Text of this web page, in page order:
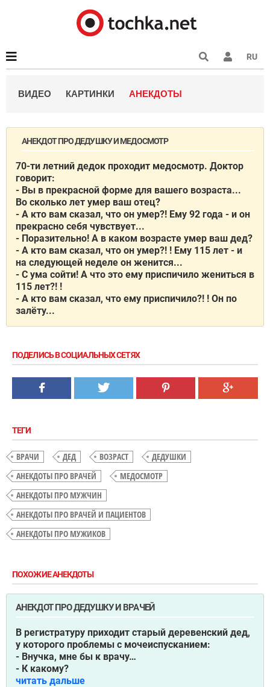
RU
ВИДЕО КАРТИНКИ АНЕКДОТЫ
АНЕКДОТ ПРО ДЕДУШКУ И МЕДОСМОТР
70-ти летний дедок проходит медосмотр. Доктор
говорит:
- Вы в прекрасной форме для вашего возраста...
Во сколько лет умер ваш отец?
- А кто вам сказал, что он умер?! Ему 92 года - и он
прекрасно себя чувствует...
- Поразительно! А в каком возрасте умер ваш дед?
- А кто вам сказал, что он умер?! ! Ему 115 лет - и
на следующей неделе он женится...
- С ума сойти! А что это ему приспичило жениться в
115 лет?! !
- А кто вам сказал, что ему приспичило?! ! Он по
залёту...
ПОДЕЛИСЬ В СОЦИАЛЬНЫХ СЕТЯХ
ТЕГИ
ВРАЧИ ДЕД ВОЗРАСТ
ДЕДУШКИ
АНЕКДОТЫ ПРО ВРАЧЕЙ
МЕДОСМОТР
АНЕКДОТЫ ПРО МУЖЧИН
АНЕКДОТЫ ПРО ВРАЧЕЙ И ПАЦИЕНТОВ
АНЕКДОТЫ ПРО МУЖИКОВ
ПОХОЖИЕ АНЕКДОТЫ
АНЕКДОТ ПРО ДЕДУШКУ И ВРАЧЕЙ
В регистратуру приходит старый деревенский дед,
у которого проблемы с мочеиспусканием:
- Внучка, мне бы к врачу…
- К какому?
читать дальше